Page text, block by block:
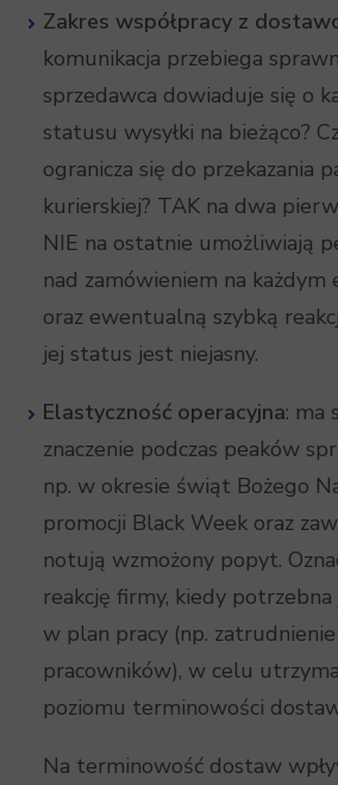
Zakres współpracy z
komunikacja przebiega
sprzedawca dowiaduje się o
statusu wysyłki na bieżąco?
ogranicza się do przekazania
kurierskiej? TAK na dwa
NIE na ostatnie umożliwiają
nad zamówieniem na każdym
oraz ewentualną szybką
jej status jest niejasny.
Elastyczność operacyjna: ma
znaczenie podczas peaków
np. w okresie świąt Bożego
promocji Black Week oraz
notują wzmożony popyt.
reakcję firmy, kiedy
w plan pracy (np.
pracowników), w celu
poziomu terminowości
Na terminowość dostaw